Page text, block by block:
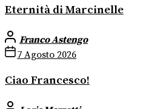
Eternità di Marcinelle
Franco Astengo
7 Agosto 2026
Ciao Francesco!